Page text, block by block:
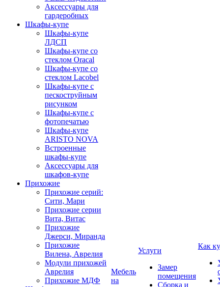
Аксессуары для
гардеробных
Шкафы-купе
Шкафы-купе
ЛДСП
Шкафы-купе со
стеклом Oracal
Шкафы-купе со
стеклом Lacobel
Шкафы-купе с
пескоструйным
рисунком
Шкафы-купе с
фотопечатью
Шкафы-купе
ARISTO NOVA
Встроенные
шкафы-купе
Аксессуары для
шкафов-купе
Прихожие
Прихожие серий:
Сити, Мари
Прихожие серии
Вита, Витас
Прихожие
Джерси, Миранда
Прихожие
Вилена, Аврелия
Модули прихожей
Аврелия
Прихожие МДФ
Мебель
на
Услуги
Замер
помещения
Сборка и
Как